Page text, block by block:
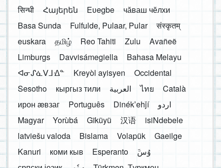
सिन्धी
Հայերեն Eʋegbe
чӑваш чӗлхи
Basa Sunda
Fulfulde, Pulaar, Pular
संस्कृतम्
euskara
தமிழ் Reo Tahiti Zulu
Avañeẽ
Limburgs
Davvisámegiella
Bahasa Melayu
ᐊᓂᔑᓈᐯᒧᐎᓐ
Kreyòl ayisyen
Occidental
Sesotho
кыргыз тили العربية ไทย
Català
ирон æвзаг
Português Dinékʼehǰí
اردو
Magyar
Yorùbá Gĩkũyũ 汉语
isiNdebele
latviešu valoda
Bislama Volapük
Gaeilge
Kanuri
коми кыв Esperanto
َوُسَ